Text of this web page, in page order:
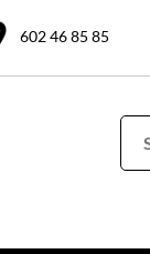
602 46 85 85